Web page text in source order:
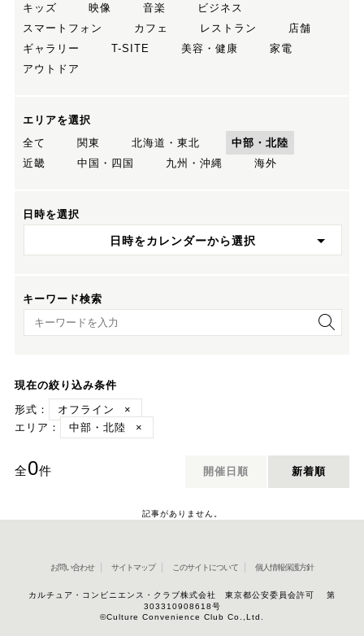
キッズ
映像 音楽
ビジネス
スマートフォン
カフェ レストラン
店舗
ギャラリー
T-SITE 美容・健康
家電
アウトドア
エリアを選択
全て
関東 北海道・東北
中部・北陸
近畿
中国・四国 九州・沖縄 海外
日時を選択
日時をカレンダーから選択
キーワード検索
キーワード検索
現在の絞り込み条件
形式：
オフライン
×
エリア：
中部・北陸 ×
全0件 開催日順 新着順
記事がありません。
お問い合わせ サイトマップ このサイトについて 個人情報保護方針
カルチュア・コンビニエンス・クラブ株式会社 東京都公安委員会許可 第
303310908618号
©Culture Convenience Club Co.,Ltd.